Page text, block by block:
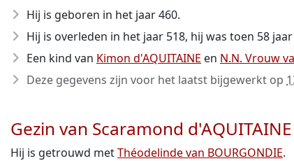
Hij is geboren in het jaar 460.
Hij is overleden in het jaar 518, hij was toen 58
Een kind van Kimon d'AQUITAINE en N.N. Vrouw
Deze gegevens zijn voor het laatst bijgewerkt op
Gezin van Scaramond d'AQUITAINE
Hij is getrouwd metThéodelinde van BOURGONDIE.